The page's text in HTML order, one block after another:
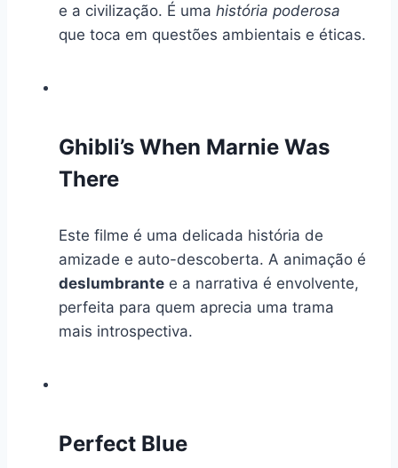
e a civilização. É uma história poderosa
que toca em questões ambientais e éticas.
Ghibli’s When Marnie Was
There
Este filme é uma delicada história de
amizade e auto-descoberta. A animação é
deslumbrante e a narrativa é envolvente,
perfeita para quem aprecia uma trama
mais introspectiva.
Perfect Blue